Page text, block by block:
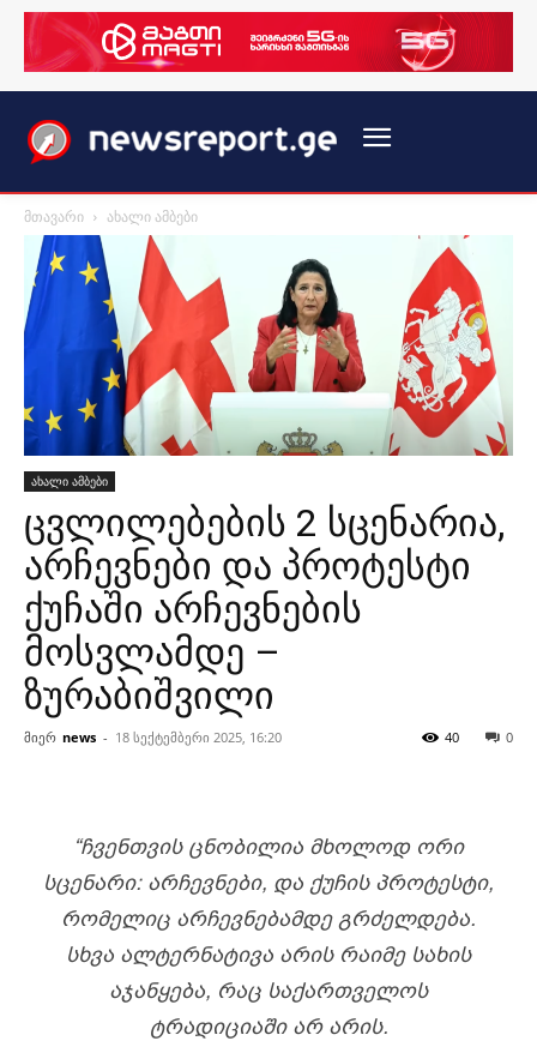
მთავარი ახალი ამბები
ახალი ამბები
ცვლილებების 2 სცენარია,
არჩევნები და პროტესტი
ქუჩაში არჩევნების
მოსვლამდე –
ზურაბიშვილი
მიერ news - 18 სექტემბერი 2025, 16:20 0
40
“ᲩᲕᲔᲜᲗᲕᲘᲡ ᲪᲜᲝᲑᲘᲚᲘᲐ ᲛᲮᲝᲚᲝᲓ ᲝᲠᲘ
ᲡᲪᲔᲜᲐᲠᲘ: ᲐᲠᲩᲔᲕᲜᲔᲑᲘ, ᲓᲐ ᲥᲣᲩᲘᲡ ᲞᲠᲝᲢᲔᲡᲢᲘ,
ᲠᲝᲛᲔᲚᲘᲪ ᲐᲠᲩᲔᲕᲜᲔᲑᲐᲛᲓᲔ ᲒᲠᲫᲔᲚᲓᲔᲑᲐ.
ᲡᲮᲕᲐ ᲐᲚᲢᲔᲠᲜᲐᲢᲘᲕᲐ ᲐᲠᲘᲡ ᲠᲐᲘᲛᲔ ᲡᲐᲮᲘᲡ
ᲐᲯᲐᲜᲧᲔᲑᲐ, ᲠᲐᲪ ᲡᲐᲥᲐᲠᲗᲕᲔᲚᲝᲡ
ᲢᲠᲐᲓᲘᲪᲘᲐᲨᲘ ᲐᲠ ᲐᲠᲘᲡ.